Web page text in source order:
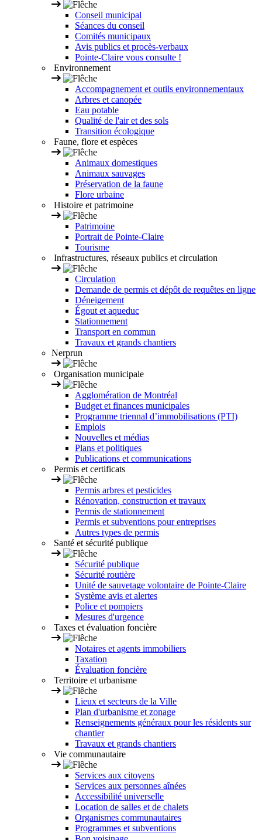
Conseil municipal
Séances du conseil
Comités municipaux
Avis publics et procès-verbaux
Pointe-Claire vous consulte !
Environnement
Accompagnement et outils environnementaux
Arbres et canopée
Eau potable
Qualité de l'air et des sols
Transition écologique
Faune, flore et espèces
Animaux domestiques
Animaux sauvages
Préservation de la faune
Flore urbaine
Histoire et patrimoine
Patrimoine
Portrait de Pointe-Claire
Tourisme
Infrastructures, réseaux publics et circulation
Circulation
Demande de permis et dépôt de requêtes en ligne
Déneigement
Égout et aqueduc
Stationnement
Transport en commun
Travaux et grands chantiers
Nerprun
Organisation municipale
Agglomération de Montréal
Budget et finances municipales
Programme triennal d’immobilisations (PTI)
Emplois
Nouvelles et médias
Plans et politiques
Publications et communications
Permis et certificats
Permis arbres et pesticides
Rénovation, construction et travaux
Permis de stationnement
Permis et subventions pour entreprises
Autres types de permis
Santé et sécurité publique
Sécurité publique
Sécurité routière
Unité de sauvetage volontaire de Pointe-Claire
Système avis et alertes
Police et pompiers
Mesures d'urgence
Taxes et évaluation foncière
Notaires et agents immobiliers
Taxation
Évaluation foncière
Territoire et urbanisme
Lieux et secteurs de la Ville
Plan d'urbanisme et zonage
Renseignements généraux pour les résidents sur
chantier
Travaux et grands chantiers
Vie communautaire
Services aux citoyens
Services aux personnes aînées
Accessibilité universelle
Location de salles et de chalets
Organismes communautaires
Programmes et subventions